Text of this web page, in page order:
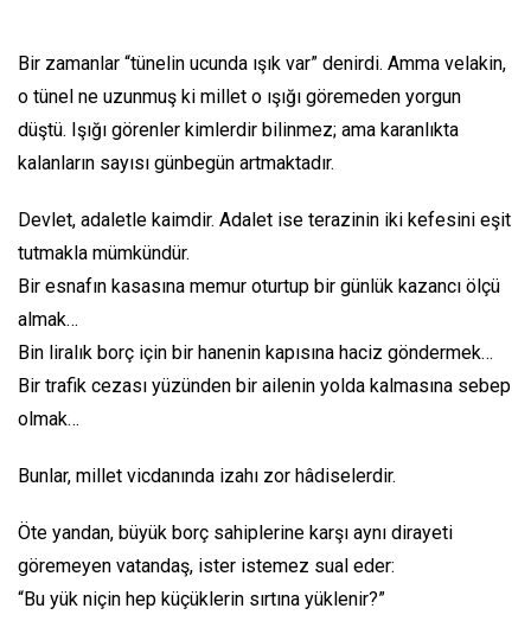
Bir zamanlar “tünelin ucunda ışık var” denirdi. Amma velakin,
o tünel ne uzunmuş ki millet o ışığı göremeden yorgun
düştü. Işığı görenler kimlerdir bilinmez; ama karanlıkta
kalanların sayısı günbegün artmaktadır.
Devlet, adaletle kaimdir. Adalet ise terazinin iki kefesini eşit
tutmakla mümkündür.
Bir esnafın kasasına memur oturtup bir günlük kazancı ölçü
almak…
Bin liralık borç için bir hanenin kapısına haciz göndermek…
Bir trafik cezası yüzünden bir ailenin yolda kalmasına sebep
olmak…
Bunlar, millet vicdanında izahı zor hâdiselerdir.
Öte yandan, büyük borç sahiplerine karşı aynı dirayeti
göremeyen vatandaş, ister istemez sual eder:
“Bu yük niçin hep küçüklerin sırtına yüklenir?”